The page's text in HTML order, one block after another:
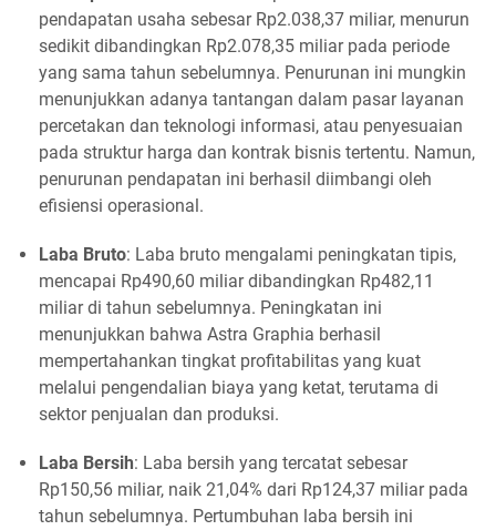
pendapatan usaha sebesar Rp2.038,37 miliar, menurun
sedikit dibandingkan Rp2.078,35 miliar pada periode
yang sama tahun sebelumnya. Penurunan ini mungkin
menunjukkan adanya tantangan dalam pasar layanan
percetakan dan teknologi informasi, atau penyesuaian
pada struktur harga dan kontrak bisnis tertentu. Namun,
penurunan pendapatan ini berhasil diimbangi oleh
efisiensi operasional.
Laba Bruto: Laba bruto mengalami peningkatan tipis,
mencapai Rp490,60 miliar dibandingkan Rp482,11
miliar di tahun sebelumnya. Peningkatan ini
menunjukkan bahwa Astra Graphia berhasil
mempertahankan tingkat profitabilitas yang kuat
melalui pengendalian biaya yang ketat, terutama di
sektor penjualan dan produksi.
Laba Bersih: Laba bersih yang tercatat sebesar
Rp150,56 miliar, naik 21,04% dari Rp124,37 miliar pada
tahun sebelumnya. Pertumbuhan laba bersih ini